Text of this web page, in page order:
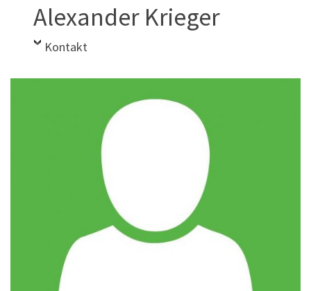
Alexander Krieger
Kontakt